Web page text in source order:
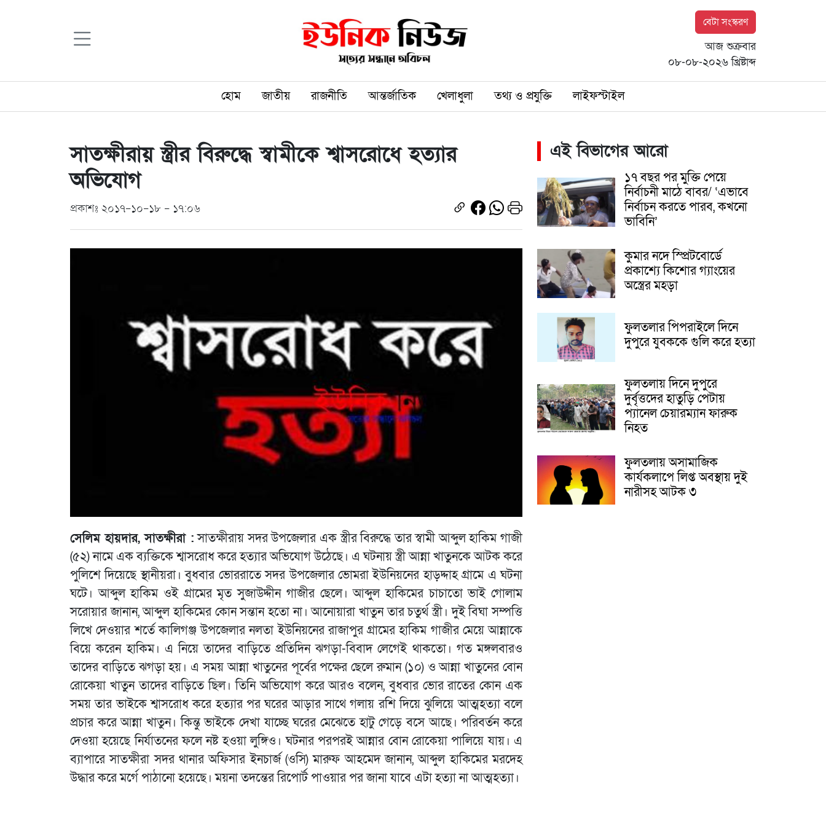
বেটা সংস্করণ
আজ শুক্রবার
০৮-০৮-২০২৬ খ্রিষ্টাব্দ
হোম জাতীয় রাজনীতি আন্তর্জাতিক খেলাধুলা তথ্য ও প্রযুক্তি লাইফস্টাইল
সাতক্ষীরায় স্ত্রীর বিরুদ্ধে স্বামীকে শ্বাসরোধে হত্যার
অভিযোগ
প্রকাশঃ ২০১৭-১০-১৮ - ১৭:০৬
সেলিম হায়দার, সাতক্ষীরা :সাতক্ষীরায় সদর উপজেলার এক স্ত্রীর বিরুদ্ধে তার স্বামী আব্দুল হাকিম গাজী
(৫২) নামে এক ব্যক্তিকে শ্বাসরোধ করে হত্যার অভিযোগ উঠেছে। এ ঘটনায় স্ত্রী আন্না খাতুনকে আটক করে
পুলিশে দিয়েছে স্থানীয়রা। বুধবার ভোররাতে সদর উপজেলার ভোমরা ইউনিয়নের হাড়দ্দাহ গ্রামে এ ঘটনা
ঘটে। আব্দুল হাকিম ওই গ্রামের মৃত সুজাউদ্দীন গাজীর ছেলে। আব্দুল হাকিমের চাচাতো ভাই গোলাম
সরোয়ার জানান, আব্দুল হাকিমের কোন সন্তান হতো না। আনোয়ারা খাতুন তার চতুর্থ স্ত্রী। দুই বিঘা সম্পত্তি
লিখে দেওয়ার শর্তে কালিগঞ্জ উপজেলার নলতা ইউনিয়নের রাজাপুর গ্রামের হাকিম গাজীর মেয়ে আন্নাকে
বিয়ে করেন হাকিম। এ নিয়ে তাদের বাড়িতে প্রতিদিন ঝগড়া-বিবাদ লেগেই থাকতো। গত মঙ্গলবারও
তাদের বাড়িতে ঝগড়া হয়। এ সময় আন্না খাতুনের পূর্বের পক্ষের ছেলে রুমান (১০) ও আন্না খাতুনের বোন
রোকেয়া খাতুন তাদের বাড়িতে ছিল। তিনি অভিযোগ করে আরও বলেন, বুধবার ভোর রাতের কোন এক
সময় তার ভাইকে শ্বাসরোধ করে হত্যার পর ঘরের আড়ার সাথে গলায় রশি দিয়ে ঝুলিয়ে আত্মহত্যা বলে
প্রচার করে আন্না খাতুন। কিন্তু ভাইকে দেখা যাচ্ছে ঘরের মেঝেতে হাটু গেড়ে বসে আছে। পরিবর্তন করে
দেওয়া হয়েছে নির্যাতনের ফলে নষ্ট হওয়া লুঙ্গিও। ঘটনার পরপরই আন্নার বোন রোকেয়া পালিয়ে যায়। এ
ব্যাপারে সাতক্ষীরা সদর থানার অফিসার ইনচার্জ (ওসি) মারুফ আহমেদ জানান, আব্দুল হাকিমের মরদেহ
উদ্ধার করে মর্গে পাঠানো হয়েছে। ময়না তদন্তের রিপোর্ট পাওয়ার পর জানা যাবে এটা হত্যা না আত্মহত্যা।
এই বিভাগের আরো
১৭ বছর পর মুক্তি পেয়ে
নির্বাচনী মাঠে বাবর/ ‘এভাবে
নির্বাচন করতে পারব, কখনো
ভাবিনি’
কুমার নদে স্প্রিটবোর্ডে
প্রকাশ্যে কিশোর গ্যাংয়ের
অস্ত্রের মহড়া
ফুলতলার পিপরাইলে দিনে
দুপুরে যুবককে গুলি করে হত্যা
ফুলতলায় দিনে দুপুরে
দুর্বৃত্তদের হাতুড়ি পেটায়
প্যানেল চেয়ারম্যান ফারুক
নিহত
ফুলতলায় অসামাজিক
কার্যকলাপে লিপ্ত অবস্থায় দুই
নারীসহ আটক ৩